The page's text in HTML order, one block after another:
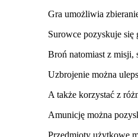
Gra umożliwia
Surowce pozyskuje się
Broń natomiast z misji,
Uzbrojenie można
A także korzystać z
Amunicję można
Przedmioty użytkowe